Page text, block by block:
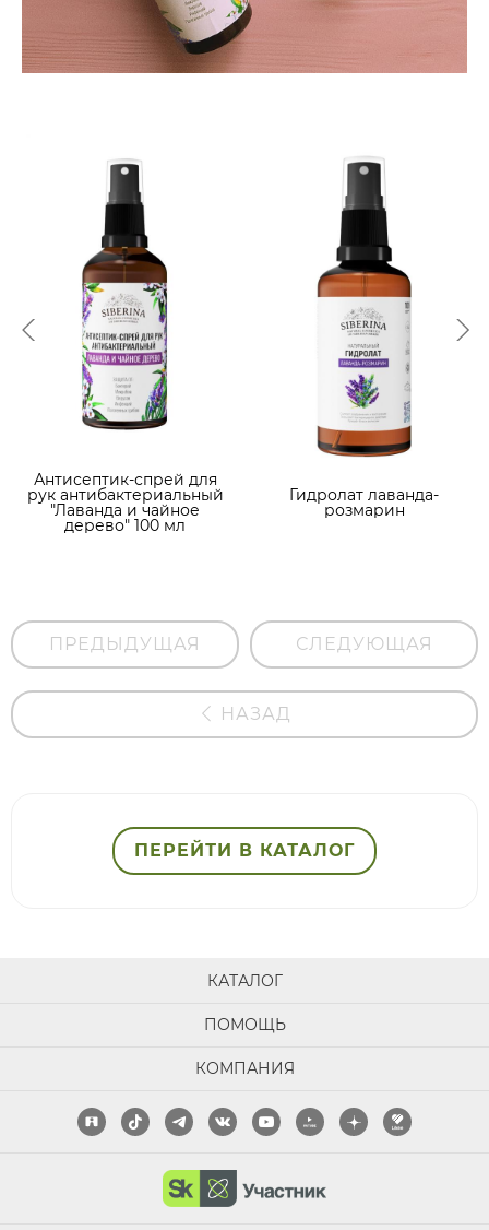
Антисептик-спрей для
рук антибактериальный
"Лаванда и чайное
дерево" 100 мл
Гидролат лаванда-
розмарин
ПРЕДЫДУЩАЯ СЛЕДУЮЩАЯ
НАЗАД
ПЕРЕЙТИ В КАТАЛОГ
КАТАЛОГ
ПОМОЩЬ
КОМПАНИЯ